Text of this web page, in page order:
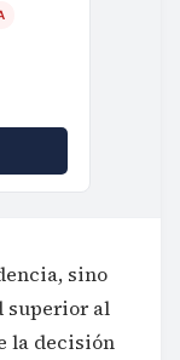
sino
superior al
la decisión